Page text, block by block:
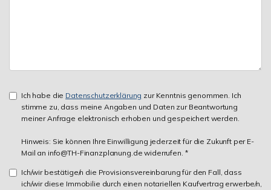
Ich habe die Datenschutzerklärung zur Kenntnis genommen. Ich
stimme zu, dass meine Angaben und Daten zur Beantwortung
meiner Anfrage elektronisch erhoben und gespeichert werden.
Hinweis: Sie können Ihre Einwilligung jederzeit für die Zukunft per E-
Mail an info@TH-Finanzplanung.de widerrufen. *
Ich/wir bestätige/n die Provisionsvereinbarung für den Fall, dass
ich/wir diese Immobilie durch einen notariellen Kaufvertrag erwerbe/n,